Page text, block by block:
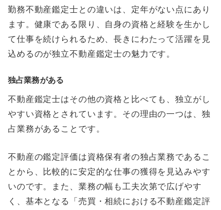
勤務不動産鑑定士との違いは、定年がない点にあり
ます。健康である限り、自身の資格と経験を生かし
て仕事を続けられるため、長きにわたって活躍を見
込めるのが独立不動産鑑定士の魅力です。
独占業務がある
不動産鑑定士はその他の資格と比べても、独立がし
やすい資格とされています。その理由の一つは、独
占業務があることです。
不動産の鑑定評価は資格保有者の独占業務であるこ
とから、比較的に安定的な仕事の獲得を見込みやす
いのです。また、業務の幅も工夫次第で広げやす
く、基本となる「売買・相続における不動産鑑定評